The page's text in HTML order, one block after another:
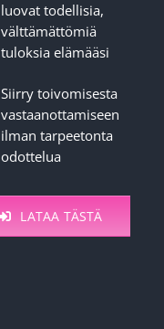
luovat todellisia,
välttämättömiä
tuloksia elämääsi
Siirry toivomisesta
vastaanottamiseen
ilman tarpeetonta
odottelua
LATAA TÄSTÄ